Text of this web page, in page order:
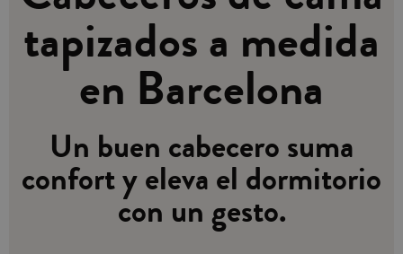
tapizados a medida
en Barcelona
Un buen cabecero suma
confort y eleva el dormitorio
con un gesto.